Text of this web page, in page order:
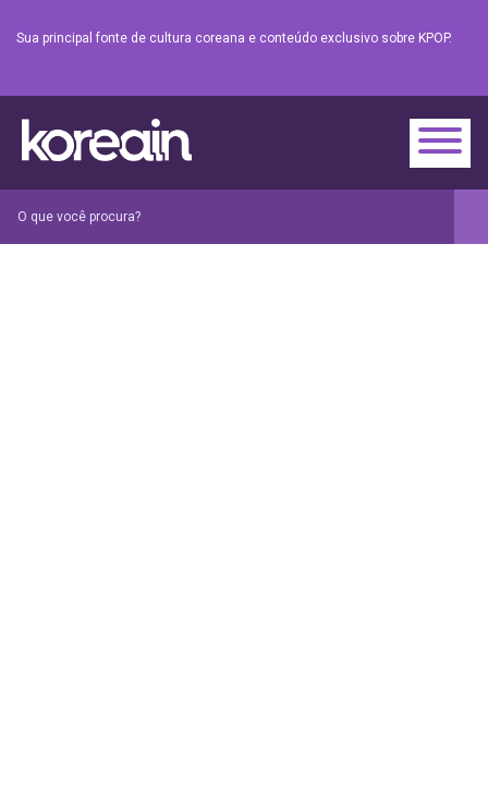
Sua principal fonte de cultura coreana e conteúdo exclusivo sobre KPOP.